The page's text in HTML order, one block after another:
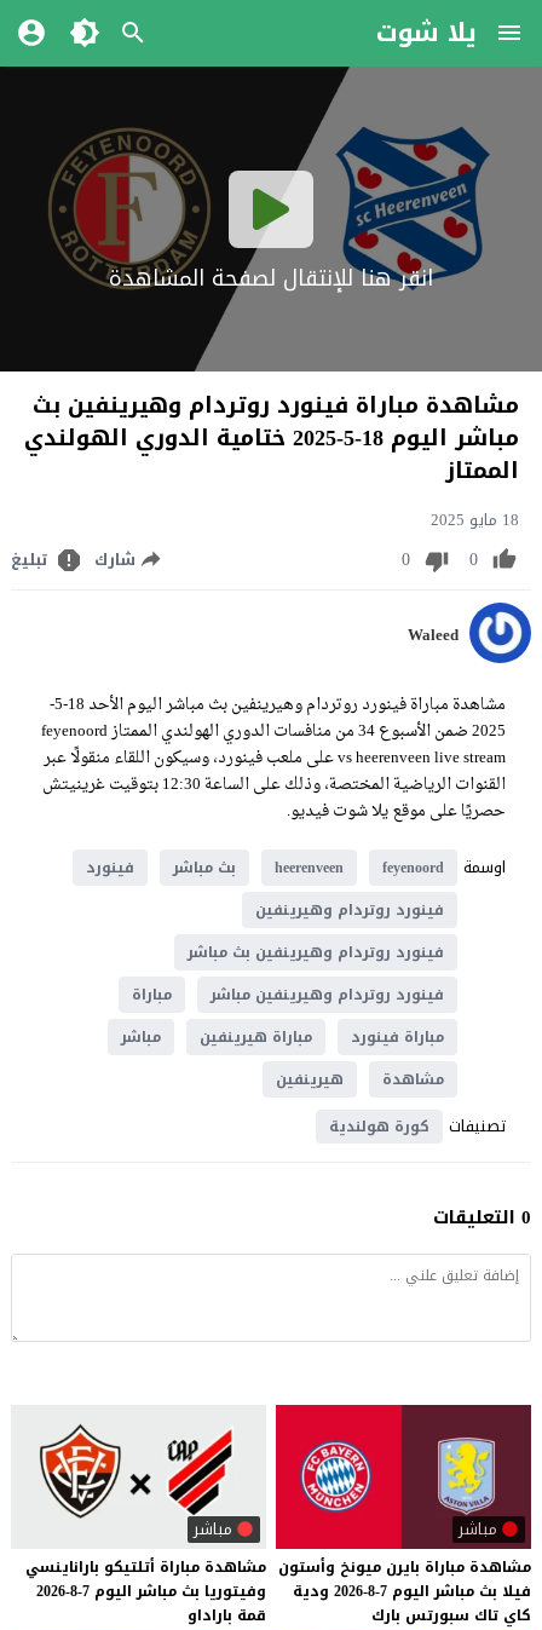
يلا شوت
انقر هنا للإنتقال لصفحة المشاهدة
مشاهدة مباراة فينورد روتردام وهيرينفين بث
مباشر اليوم 18-5-2025 ختامية الدوري الهولندي
الممتاز
18 مايو 2025
0
0 شارك تبليغ
Waleed
مشاهدة مباراة فينورد روتردام وهيرينفين بث مباشر اليوم الأحد 18-5-
2025 ضمن الأسبوع 34 من منافسات الدوري الهولندي الممتاز feyenoord
vs heerenveen live stream على ملعب فينورد، وسيكون اللقاء منقولًا عبر
القنوات الرياضية المختصة، وذلك على الساعة 12:30 بتوقيت غرينيتش
حصريًا على موقع يلا شوت فيديو.
اوسمة
feyenoord
heerenveen بث مباشر
فينورد
فينورد روتردام وهيرينفين
فينورد روتردام وهيرينفين بث مباشر
فينورد روتردام وهيرينفين مباشر
مباراة
مباراة فينورد
مباراة هيرينفين
مباشر
مشاهدة
هيرينفين
تصنيفات كورة هولندية
0 التعليقات
مباشر
مشاهدة مباراة بايرن ميونخ وأستون
فيلا بث مباشر اليوم 7-8-2026
ودية
كاي تاك سبورتس بارك
مباشر
مشاهدة مباراة أتلتيكو باراناينسي
وفيتوريا بث مباشر اليوم 7-8-2026
قمة باراداو